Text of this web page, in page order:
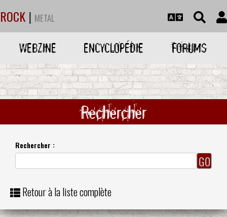
ROCK | METAL
WEBZINE ENCYCLOPÉDIE FORUMS
Rechercher
Rechercher :
Retour à la liste complète